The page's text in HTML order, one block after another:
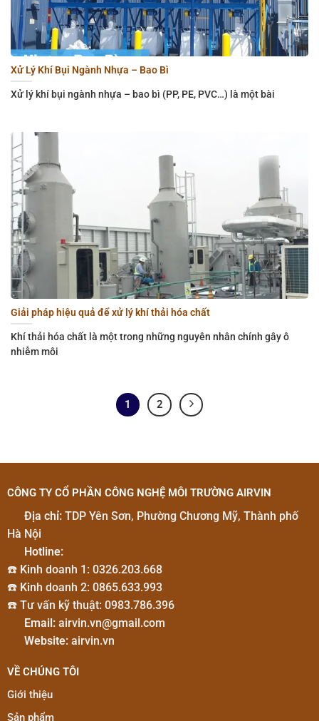
Xử Lý Khí Bụi Ngành Nhựa – Bao Bì
Xử lý khí bụi ngành nhựa – bao bì (PP, PE, PVC…) là một bài
Giải pháp hiệu quả để xử lý khí thải hóa chất
Khí thải hóa chất là một trong những nguyên nhân chính gây ô
nhiễm môi
1 2
CÔNG TY CỔ PHẦN CÔNG NGHỆ MÔI TRƯỜNG AIRVIN
Địa chỉ:TDP Yên Sơn, Phường Chương Mỹ, Thành phố
Hà Nội
Hotline:
☎️ Kinh doanh 1: 0326.203.668
☎️ Kinh doanh 2: 0865.633.993
☎️ Tư vấn kỹ thuật: 0983.786.396
Email: airvin.vn@gmail.com
Website: airvin.vn
VỀ CHÚNG TÔI
Giới thiệu
Sản phẩm